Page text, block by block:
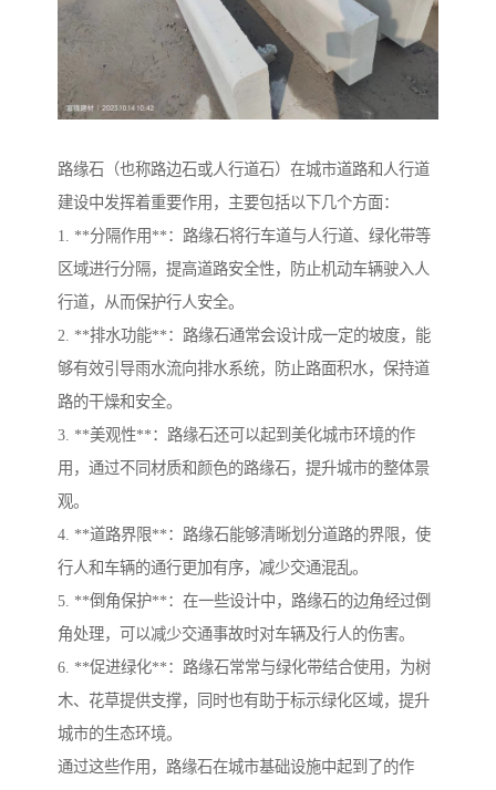
路缘石（也称路边石或人行道石）在城市道路和人行道
建设中发挥着重要作用，主要包括以下几个方面：
1. **分隔作用**：路缘石将行车道与人行道、绿化带等
区域进行分隔，提高道路安全性，防止机动车辆驶入人
行道，从而保护行人安全。
2. **排水功能**：路缘石通常会设计成一定的坡度，能
够有效引导雨水流向排水系统，防止路面积水，保持道
路的干燥和安全。
3. **美观性**：路缘石还可以起到美化城市环境的作
用，通过不同材质和颜色的路缘石，提升城市的整体景
观。
4. **道路界限**：路缘石能够清晰划分道路的界限，使
行人和车辆的通行更加有序，减少交通混乱。
5. **倒角保护**：在一些设计中，路缘石的边角经过倒
角处理，可以减少交通事故时对车辆及行人的伤害。
6. **促进绿化**：路缘石常常与绿化带结合使用，为树
木、花草提供支撑，同时也有助于标示绿化区域，提升
城市的生态环境。
通过这些作用，路缘石在城市基础设施中起到了的作